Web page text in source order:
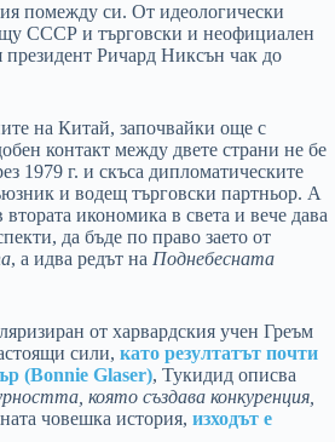
помежду си. От идеологически
СССР и търговски и неофициален
президент Ричард Никсън чак до
на Китай, започвайки още с
контакт между двете страни не бе
1979 г. и скъса дипломатическите
и водещ търговски партньор. А
икономика в света и вече дава
да бъде по право заето от
, а идва редът на Поднебесната
от харвардския учен Греъм
сили, като резултатът почти
(Bonnie Glaser), Тукидид описва
която създава конкуренция,
човешка история, изходът е